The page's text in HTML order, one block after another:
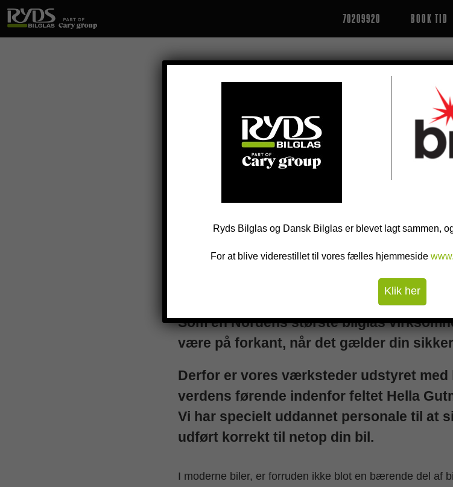
70209920 BOOK TID
KALIBRERING – FOR DIN
Som én Nordens største bilglas
være på forkant, når det gælder din
Derfor er vores værksteder udstyret
verdens førende indenfor feltet Hella
Vi har specielt uddannet personale til at
udført korrekt til netop din bil.
I moderne biler, er forruden ikke blot en bærende del af
Ryds Bilglas og Dansk Bilglas er blevet lagt sammen,
For at blive viderestillet til vores fælles hjemmeside
Klik her